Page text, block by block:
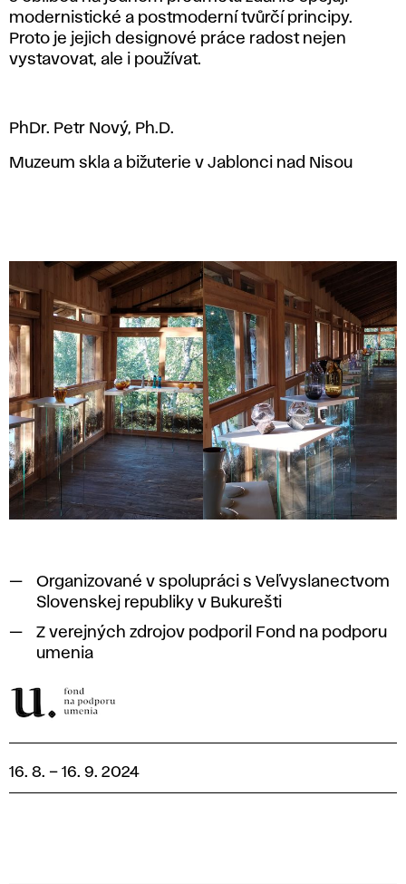
modernistické a postmoderní tvůrčí principy.
Proto je jejich designové práce radost nejen
vystavovat, ale i používat.
PhDr. Petr Nový, Ph.D.
Muzeum skla a bižuterie v Jablonci nad Nisou
Organizované v spolupráci s Veľvyslanectvom
Slovenskej republiky v Bukurešti
Z verejných zdrojov podporil Fond na podporu
umenia
16. 8. – 16. 9. 2024